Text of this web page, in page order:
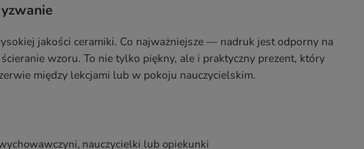
jakości ceramiki. Co najważniejsze — nadruk jest odporny na
wzoru. To nie tylko piękny, ale i praktyczny prezent, który
między lekcjami lub w pokoju nauczycielskim.
nauczycielki lub opiekunki